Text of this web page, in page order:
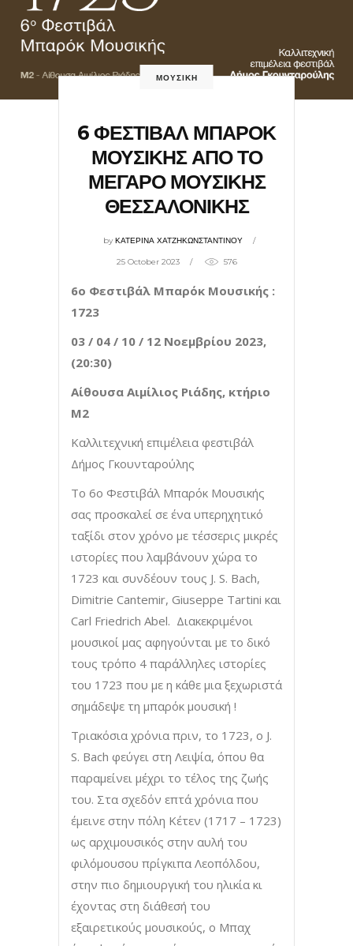
ΜΟΥΣΙΚΗ
6 ΦΕΣΤΙΒΑΛ ΜΠΑΡΟΚ
ΜΟΥΣΙΚΗΣ ΑΠΟ ΤΟ
ΜΕΓΑΡΟ ΜΟΥΣΙΚΗΣ
ΘΕΣΣΑΛΟΝΙΚΗΣ
byΚΑΤΕΡΙΝΑ ΧΑΤΖΗΚΩΝΣΤΑΝΤΙΝΟΥ
25 October 2023 576
6ο Φεστιβάλ Μπαρόκ Μουσικής :
1723
03 / 04 / 10 / 12 Νοεμβρίου 2023,
(20:30)
Αίθουσα Αιμίλιος Ριάδης, κτήριο
Μ2
Καλλιτεχνική επιμέλεια φεστιβάλ
Δήμος Γκουνταρούλης
Το 6ο Φεστιβάλ Μπαρόκ Μουσικής
σας προσκαλεί σε ένα υπερηχητικό
ταξίδι στον χρόνο με τέσσερις μικρές
ιστορίες που λαμβάνουν χώρα το
1723 και συνδέουν τους J. S. Bach,
Dimitrie Cantemir, Giuseppe Tartini και
Carl Friedrich Abel. Διακεκριμένοι
μουσικοί μας αφηγούνται με το δικό
τους τρόπο 4 παράλληλες ιστορίες
του 1723 που με η κάθε μια ξεχωριστά
σημάδεψε τη μπαρόκ μουσική !
Τριακόσια χρόνια πριν, το 1723, ο J.
S. Bach φεύγει στη Λειψία, όπου θα
παραμείνει μέχρι το τέλος της ζωής
του. Στα σχεδόν επτά χρόνια που
έμεινε στην πόλη Κέτεν (1717 – 1723)
ως αρχιμουσικός στην αυλή του
φιλόμουσου πρίγκιπα Λεοπόλδου,
στην πιο δημιουργική του ηλικία κι
έχοντας στη διάθεσή του
εξαιρετικούς μουσικούς, ο Μπαχ